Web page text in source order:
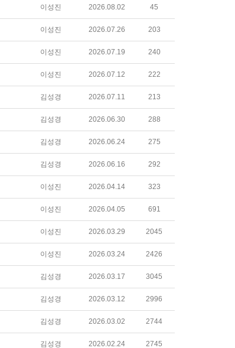
이성진 2026.08.02 45
이성진 2026.07.26 203
이성진 2026.07.19 240
이성진 2026.07.12 222
김성경 2026.07.11 213
김성경 2026.06.30 288
김성경 2026.06.24 275
김성경 2026.06.16 292
이성진 2026.04.14 323
이성진 2026.04.05 691
이성진 2026.03.29 2045
이성진 2026.03.24 2426
김성경 2026.03.17 3045
김성경 2026.03.12 2996
김성경 2026.03.02 2744
김성경 2026.02.24 2745